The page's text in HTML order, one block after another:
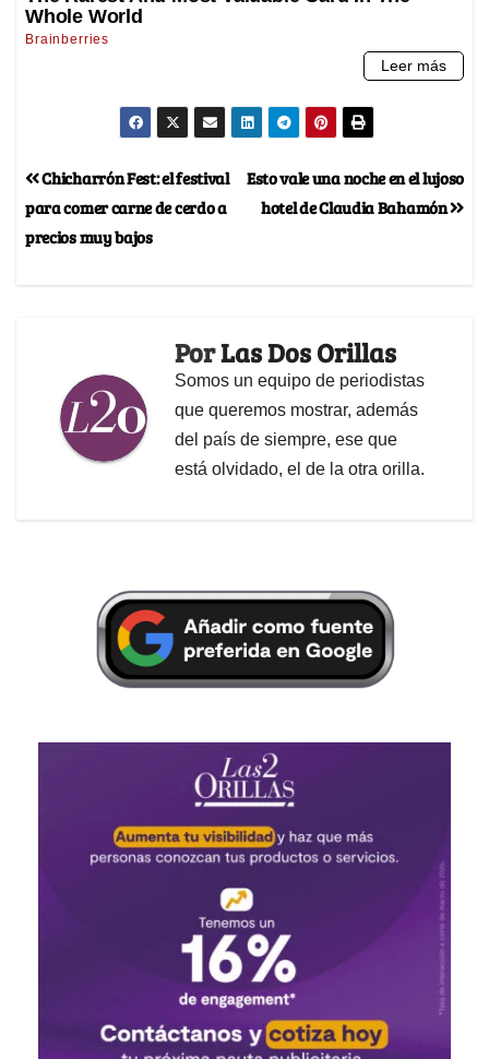
Esto vale una noche en el lujoso
hotel de Claudia Bahamón
Chicharrón Fest: el festival
para comer carne de cerdo a
precios muy bajos
PorLas Dos Orillas
Somos un equipo de periodistas
que queremos mostrar, además
del país de siempre, ese que
está olvidado, el de la otra orilla.